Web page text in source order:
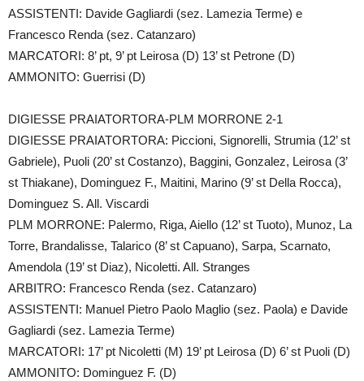
ASSISTENTI: Davide Gagliardi (sez. Lamezia Terme) e
Francesco Renda (sez. Catanzaro)
MARCATORI: 8’ pt, 9’ pt Leirosa (D) 13’ st Petrone (D)
AMMONITO: Guerrisi (D)
DIGIESSE PRAIATORTORA-PLM MORRONE 2-1
DIGIESSE PRAIATORTORA: Piccioni, Signorelli, Strumia (12’ st
Gabriele), Puoli (20’ st Costanzo), Baggini, Gonzalez, Leirosa (3’
st Thiakane), Dominguez F., Maitini, Marino (9’ st Della Rocca),
Dominguez S. All. Viscardi
PLM MORRONE: Palermo, Riga, Aiello (12’ st Tuoto), Munoz, La
Torre, Brandalisse, Talarico (8’ st Capuano), Sarpa, Scarnato,
Amendola (19’ st Diaz), Nicoletti. All. Stranges
ARBITRO: Francesco Renda (sez. Catanzaro)
ASSISTENTI: Manuel Pietro Paolo Maglio (sez. Paola) e Davide
Gagliardi (sez. Lamezia Terme)
MARCATORI: 17’ pt Nicoletti (M) 19’ pt Leirosa (D) 6’ st Puoli (D)
AMMONITO: Dominguez F. (D)